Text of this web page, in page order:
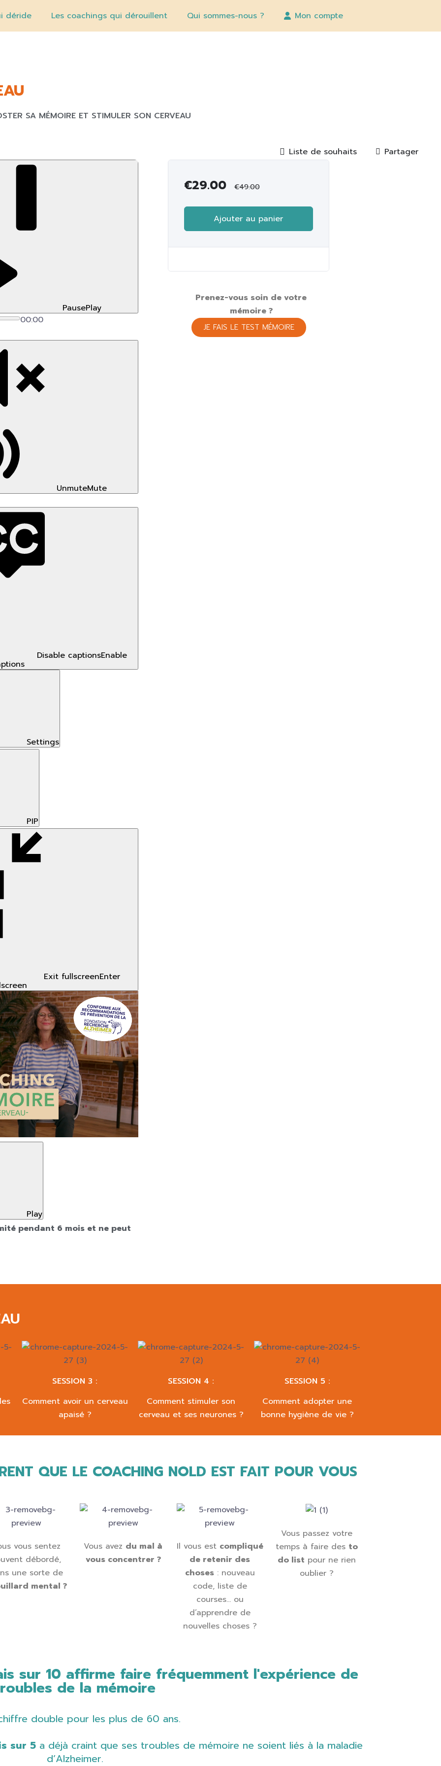
déride Les coachings qui dérouillent Qui sommes-nous ? Mon compte
SA MÉMOIRE ET STIMULER SON CERVEAU
Liste de souhaits Partager
PausePlay
00:00
UnmuteMute
Disable captionsEnable
Settings
PIP
Exit fullscreenEnter
Play
pendant 6 mois et ne peut
€29.00 €49.00
Ajouter au panier
Prenez-vous soin de votre
mémoire ?
JE FAIS LE TEST MÉMOIRE
SESSION 3 :
Comment avoir un cerveau
apaisé ?
SESSION 4 :
Comment stimuler son
cerveau et ses neurones ?
SESSION 5 :
Comment adopter une
bonne hygiène de vie ?
QUE LE COACHING NOLD EST FAIT POUR VOUS
vous sentez
débordé,
une sorte de
mental ?
Vous avez du mal à
vous concentrer ?
Il vous est compliqué
de retenir des
choses: nouveau
code, liste de
courses… ou
d’apprendre de
nouvelles choses ?
Vous passez votre
temps à faire des to
do list pour ne rien
oublier ?
sur 10 affirme faire fréquemment l'expérience de
de la mémoire
double pour les plus de 60 ans.
sur 5 a déjà craint que ses troubles de mémoire ne soient liés à la maladie
d’Alzheimer.